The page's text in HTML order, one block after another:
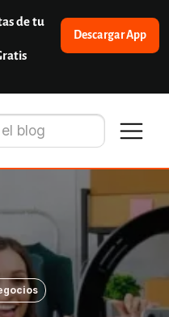
de tu
Descargar App